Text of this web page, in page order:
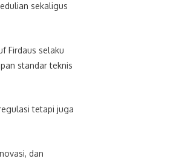
sekaligus
Firdaus selaku
standar teknis
tetapi juga
dan